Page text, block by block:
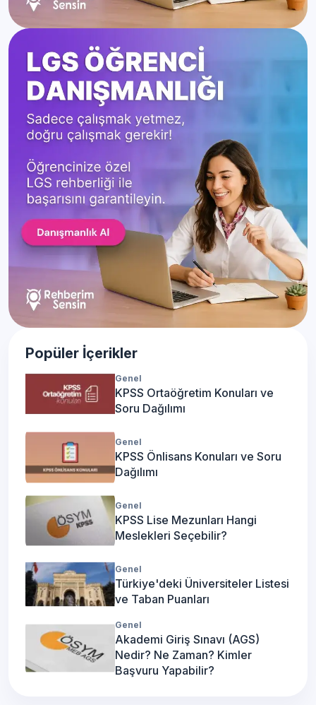
Popüler İçerikler
Genel
KPSS Ortaöğretim Konuları ve
Soru Dağılımı
Genel
KPSS Önlisans Konuları ve Soru
Dağılımı
Genel
KPSS Lise Mezunları Hangi
Meslekleri Seçebilir?
Genel
Türkiye'deki Üniversiteler Listesi
ve Taban Puanları
Genel
Akademi Giriş Sınavı (AGS)
Nedir? Ne Zaman? Kimler
Başvuru Yapabilir?